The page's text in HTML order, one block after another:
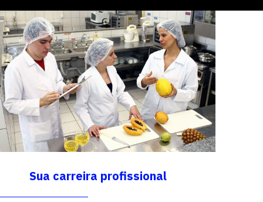
Sua carreira profissional